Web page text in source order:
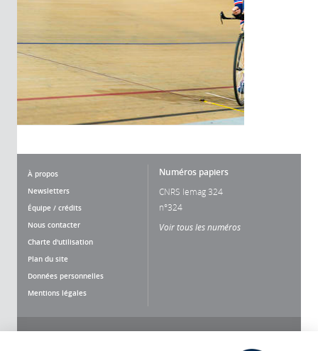
À propos
Newsletters
Équipe / crédits
Nous contacter
Charte d'utilisation
Plan du site
Données personnelles
Mentions légales
Numéros papiers
CNRS lemag 324
n°324
Voir tous les numéros